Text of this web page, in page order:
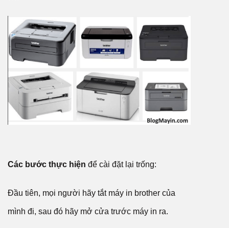
Các bước thực hiện để cài đặt lại trống:
Đầu tiên, mọi người hãy tắt máy in brother của
mình đi, sau đó hãy mở cửa trước máy in ra.